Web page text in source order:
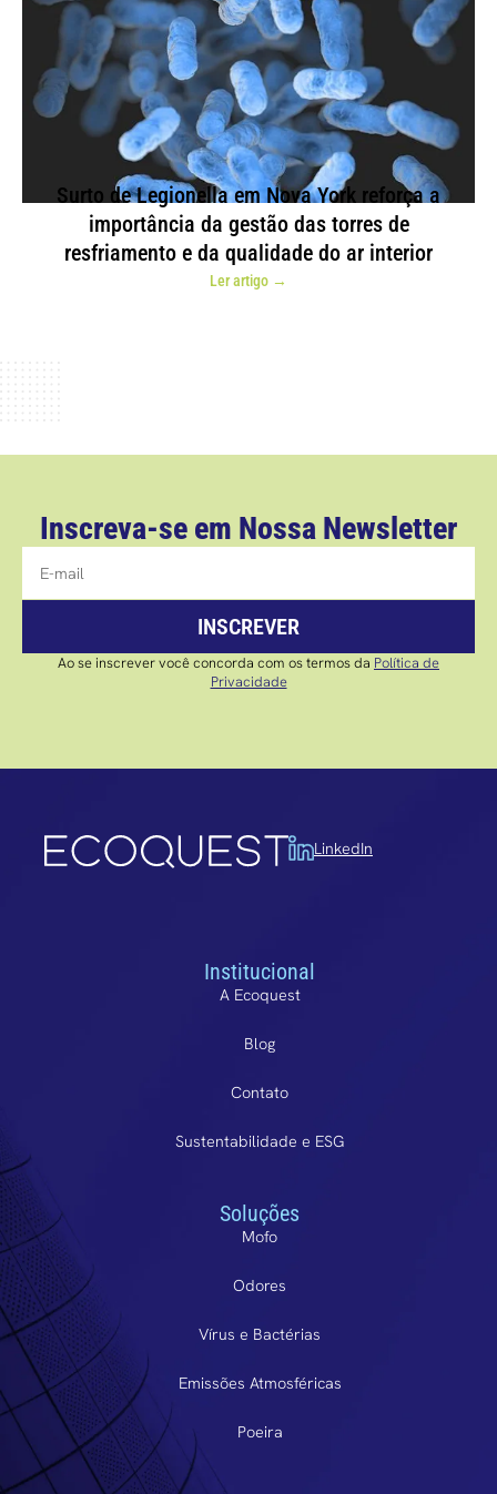
Surto de Legionella em Nova York reforça a
importância da gestão das torres de
resfriamento e da qualidade do ar interior
Ler artigo →
Inscreva-se em Nossa Newsletter
INSCREVER
Ao se inscrever você concorda com os termos da Política de
Privacidade
LinkedIn
Institucional
A Ecoquest
Blog
Contato
Sustentabilidade e ESG
Soluções
Mofo
Odores
Vírus e Bactérias
Emissões Atmosféricas
Poeira